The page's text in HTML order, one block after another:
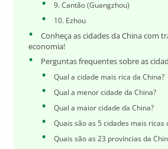
9. Cantão (Guangzhou)
10. Ezhou
Conheça as cidades da China com
economia!
Perguntas frequentes sobre as
Qual a cidade mais rica da China?
Qual a menor cidade da China?
Qual a maior cidade da China?
Quais são as 5 cidades mais ricas
Quais são as 23 províncias da